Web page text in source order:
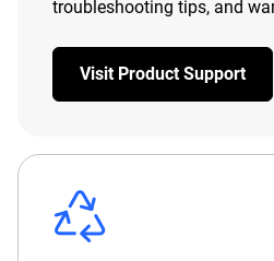
troubleshooting tips, and
Visit Product Support